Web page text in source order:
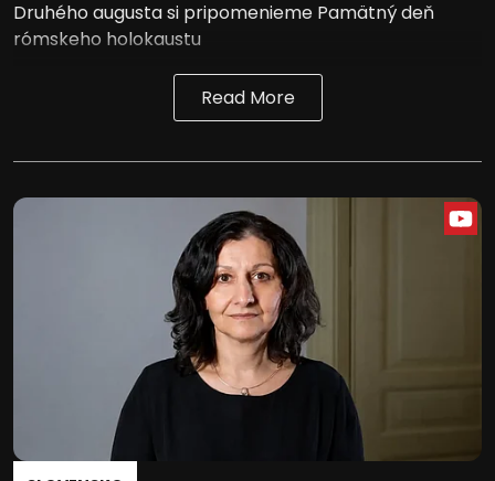
Druhého augusta si pripomenieme Pamätný deň
rómskeho holokaustu
Read More